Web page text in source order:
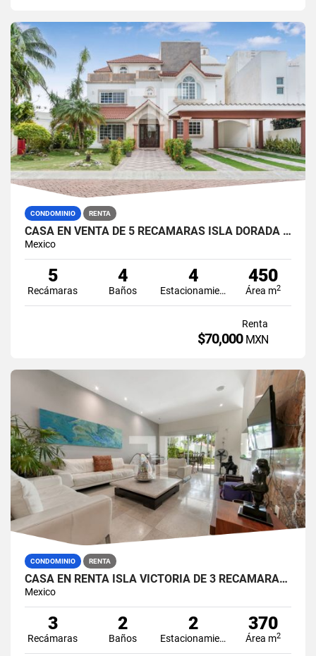
CONDOMINIO RENTA
CASA EN VENTA DE 5 RECÁMARAS ISLA DORADA ZONA HOTELERA CANCÚN
Mexico
5
Recámaras
4
Baños
4
Estacionamiento
450
Área m2
Renta
$70,000 MXN
CONDOMINIO RENTA
CASA EN RENTA ISLA VICTORIA DE 3 RECÁMARAS EN ISLA DORADA ZONA HOTELERA CANCÚN
Mexico
3
Recámaras
2
Baños
2
Estacionamiento
370
Área m2